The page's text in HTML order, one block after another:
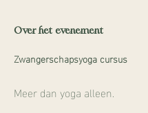
Over het evenement
Zwangerschapsyoga cursus
Meer dan yoga alleen.